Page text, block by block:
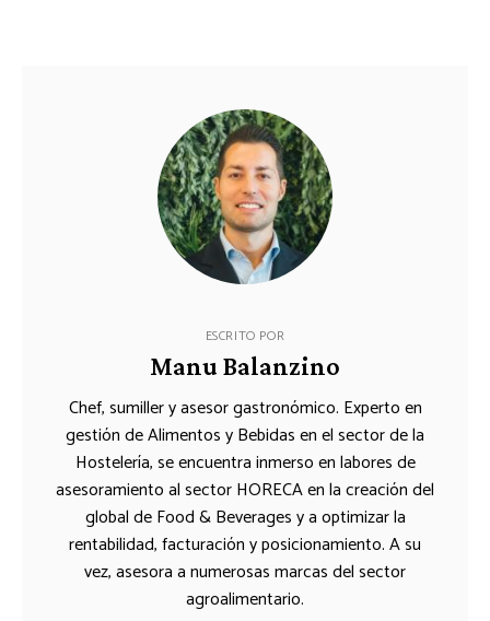
ESCRITO POR
Manu Balanzino
Chef, sumiller y asesor gastronómico. Experto en
gestión de Alimentos y Bebidas en el sector de la
Hostelería, se encuentra inmerso en labores de
asesoramiento al sector HORECA en la creación del
global de Food & Beverages y a optimizar la
rentabilidad, facturación y posicionamiento. A su
vez, asesora a numerosas marcas del sector
agroalimentario.